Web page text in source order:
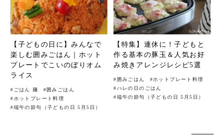
【子どもの日に】みんなで
楽しむ囲みごはん｜ホット
プレートでこいのぼりオム
ライス
# ごはん 麺 #囲みごはん
# ホットプレート料理
#端午の節句（子どもの日 5月5日）
【特集】連休に！子どもと
作る基本の豚玉＆人気お好
み焼きアレンジレシピ5選
# 囲みごはん #ホットプレート料理
#ハレの日のごはん
#端午の節句（子どもの日 5月5日）